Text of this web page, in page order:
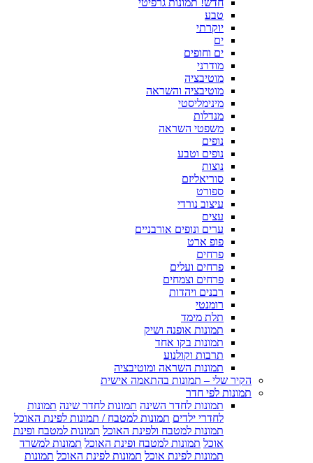
טבע
יוקרתי
ים
ים וחופים
מודרני
מוטיבציה
מוטיבציה והשראה
מינימליסטי
מנדלות
משפטי השראה
נופים
נופים וטבע
נוצות
סוריאליזם
ספורט
עיצוב נורדי
עצים
ערים ונופים אורבניים
פופ ארט
פרחים
פרחים ועלים
פרחים וצמחים
רבנים ויהדות
רומנטי
תלת מימד
תמונות אופנה ושיק
תמונות בקו אחד
תרבות וקולנוע
תמונות השראה ומוטיבציה
הקיר שלי – תמונות בהתאמה אישית
תמונות לפי חדר
תמונות לחדר השינה תמונות לחדר שינה תמונות
לחדרי ילדים תמונות למטבח / תמונות לפינת האוכל
תמונות למטבח ולפינת האוכל תמונות למטבח ופינת
אוכל תמונות למטבח ופינת האוכל תמונות למשרד
תמונות לפינת אוכל תמונות לפינת האוכל תמונות